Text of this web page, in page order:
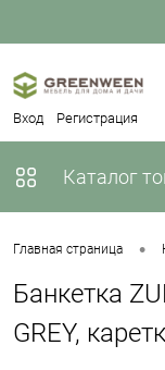
Вход Регистрация
Каталог
Главная страница •
Банкетка
GREY,